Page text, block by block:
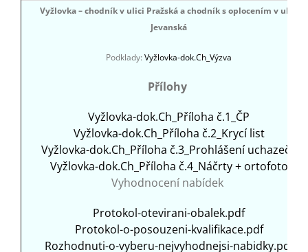
Vyžlovka – chodník v ulici Pražská a chodník s oplocením v ulici
Jevanská
Podklady:Vyžlovka-dok.Ch_Výzva
Přílohy
Vyžlovka-dok.Ch_Příloha č.1_ČP
Vyžlovka-dok.Ch_Příloha č.2_Krycí list
Vyžlovka-dok.Ch_Příloha č.3_Prohlášení uchazeče
Vyžlovka-dok.Ch_Příloha č.4_Náčrty + ortofoto
Vyhodnocení nabídek
Protokol-otevirani-obalek.pdf
Protokol-o-posouzeni-kvalifikace.pdf
Rozhodnuti-o-vyberu-nejvyhodnejsi-nabidky.pdf